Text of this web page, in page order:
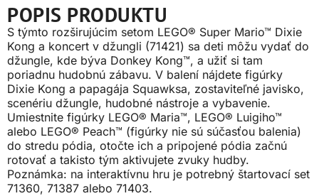
POPIS PRODUKTU
S týmto rozširujúcim setom LEGO® Super Mario™ Dixie
Kong a koncert v džungli (71421) sa deti môžu vydať do
džungle, kde býva Donkey Kong™, a užiť si tam
poriadnu hudobnú zábavu. V balení nájdete figúrky
Dixie Kong a papagája Squawksa, zostaviteľné javisko,
scenériu džungle, hudobné nástroje a vybavenie.
Umiestnite figúrky LEGO® Maria™, LEGO® Luigiho™
alebo LEGO® Peach™ (figúrky nie sú súčasťou balenia)
do stredu pódia, otočte ich a pripojené pódia začnú
rotovať a takisto tým aktivujete zvuky hudby.
Poznámka: na interaktívnu hru je potrebný štartovací set
71360, 71387 alebo 71403.